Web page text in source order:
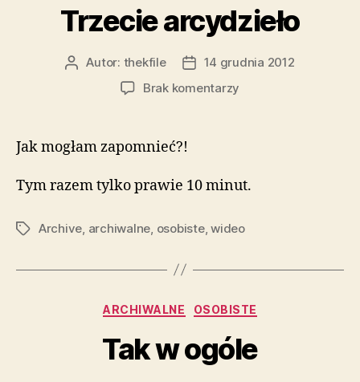
Trzecie arcydzieło
AutorAutor: thekfile
Data
wpisu
14 grudnia 2012
Brak komentarzy
Jak mogłam zapomnieć?!
Tym razem tylko prawie 10 minut.
TagiArchive archiwalne osobiste,wideo
Kategorie
ARCHIWALNE OSOBISTE
Tak w ogóle